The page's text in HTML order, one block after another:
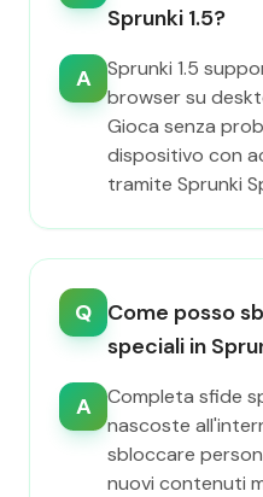
Sprunki 1.5?
A
Sprunki 1.5
browser su
Gioca senza
dispositivo con
tramite Sprunki
Q Come posso
speciali in
A
Completa sfide
nascoste
sbloccare
nuovi contenuti